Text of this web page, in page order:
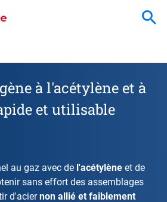
à l'acétylène et à
et utilisable
au gaz avec de l'acétylène et de
sans effort des assemblages
d'aciernon allié et faiblement